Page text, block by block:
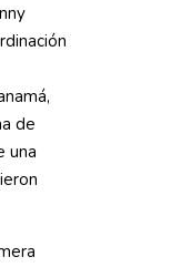
de
una